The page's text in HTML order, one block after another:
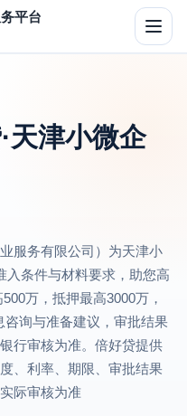
平台
切
换
天津小微企
服务有限公司）为天津小
入条件与材料要求，助您高
万，抵押最高3000万，
询与准备建议，审批结果
行审核为准。倍好贷提供
、利率、期限、审批结果
际审核为准